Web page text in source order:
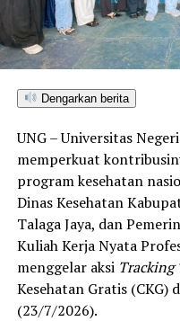
satu-satunya daerah di
menembus kategori
di Gorontalo masih
tertinggi di kawasan
dalam Rakorwil
usai kegiatan.
Indra menambahkan,
tingkat keterjangkauan,
layanan keuangan bagi
berada di posisi
Dengarkan berita
UNG – Universitas
memperkuat
program kesehatan
Dinas Kesehatan
Talaga Jaya, dan
Kuliah Kerja Nyata
menggelar aksi Tracking
Kesehatan Gratis (CKG)
(23/7/2026).